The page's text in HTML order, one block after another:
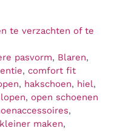
te verzachten of te
pasvorm, Blaren,
, comfort fit
, hakschoen, hiel,
lopen, open schoenen
,
maken,